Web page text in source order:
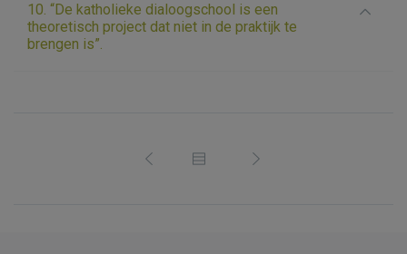
10. “De katholieke dialoogschool is een
theoretisch project dat niet in de praktijk te
brengen is”.